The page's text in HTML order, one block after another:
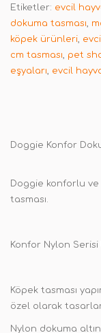
Etiketler: evcil
dokuma tasması,
köpek ürünleri,
cm tasması, pet
eşyaları, evcil
Doggie Konfor
Doggie konforlu ve
tasması.
Konfor Nylon
Köpek tasması
özel olarak
Nylon dokuma